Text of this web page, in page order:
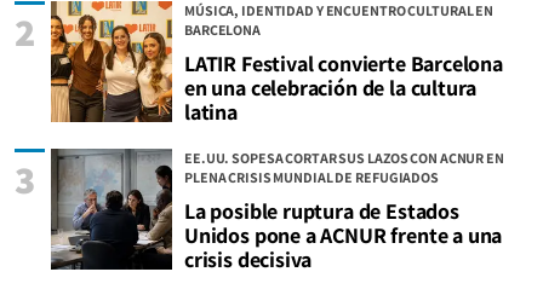
MÚSICA, IDENTIDAD Y ENCUENTRO CULTURAL EN
BARCELONA
LATIR Festival convierte Barcelona
en una celebración de la cultura
latina
2
EE.UU. SOPESA CORTAR SUS LAZOS CON ACNUR EN
PLENA CRISIS MUNDIAL DE REFUGIADOS
La posible ruptura de Estados
Unidos pone a ACNUR frente a una
crisis decisiva
3